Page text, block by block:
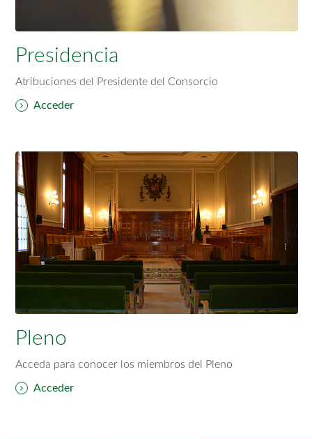
Presidencia
Atribuciones del Presidente del Consorcio
Acceder
Pleno
Acceda para conocer los miembros del Pleno
Acceder